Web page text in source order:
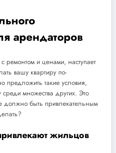
арендаторов
ремонтом и ценами, наступает
вашу квартиру по-
предложить такие условия,
множества других. Это
должно быть привлекательным
жильцов